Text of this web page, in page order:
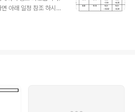
아래 일정 참조 하시구
정 1. 원서접수시간은
4. 필기시험 합격예정
당 발표일 09:00임. ○ 원